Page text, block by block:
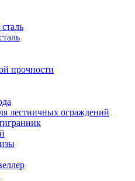
прочности
лестничных ограждений